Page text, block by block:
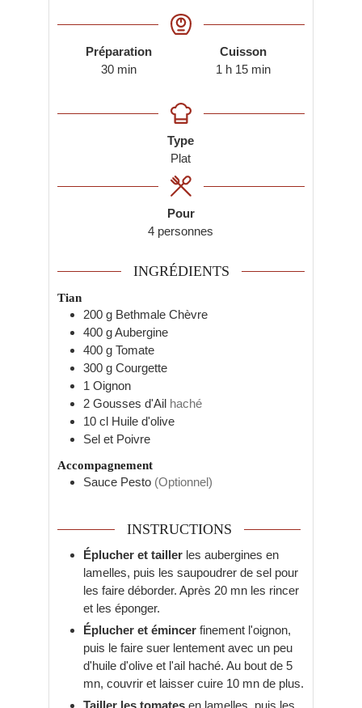
Préparation
30minutes
min
Cuisson
1 heure
h 15minutes
min
Type
Plat
Pour
4 personnes
INGRÉDIENTS
Tian
200 g Bethmale Chèvre
400 gAubergine
400 g Tomate
300 g Courgette
1 Oignon
2 Gousses d'Ail haché
10 cl Huile d'olive
Sel et Poivre
Accompagnement
Sauce Pesto (Optionnel)
INSTRUCTIONS
Éplucher et taillerles aubergines en
lamelles, puis les saupoudrer de sel pour
les faire déborder. Après 20 mn les rincer
et les éponger.
Éplucher et émincerfinement l'oignon,
puis le faire suer lentement avec un peu
d'huile d'olive et l'ail haché. Au bout de 5
mn, couvrir et laisser cuire 10 mn de plus.